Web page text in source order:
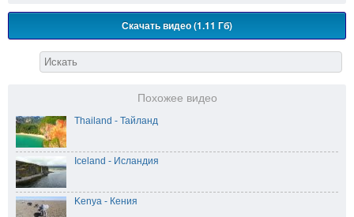
Скачать видео (1.11 Гб)
Похожее видео
Thailand - Тайланд
Iceland - Исландия
Kenya - Кения